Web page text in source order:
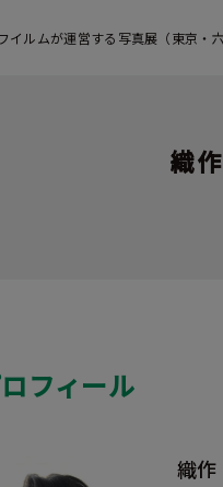
イルムが運営する写真展（東京・六
写真家プロフ
活動
織
フィール
織作